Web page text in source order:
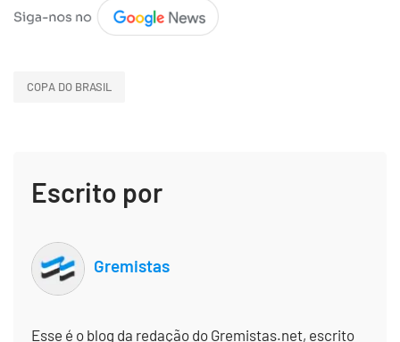
COPA DO BRASIL
Escrito por
Gremistas
Esse é o blog da redação do Gremistas.net, escrito